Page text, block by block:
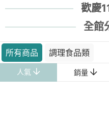
歡慶
全館
所有商品 調理食品類
人氣 銷量